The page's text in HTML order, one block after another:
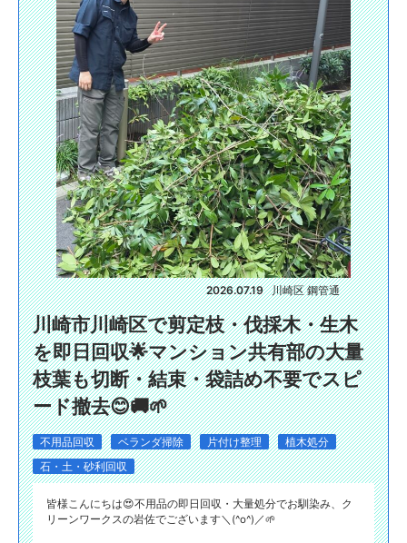
2026.07.19 川崎区 鋼管通
川崎市川崎区で剪定枝・伐採木・生木
を即日回収🌟マンション共有部の大量
枝葉も切断・結束・袋詰め不要でスピ
ード撤去😊🚚🌱
不用品回収 ベランダ掃除 片付け整理
植木処分
石・土・砂利回収
皆様こんにちは😍不用品の即日回収・大量処分でお馴染み、ク
リーンワークスの岩佐でございます＼(^o^)／🌱